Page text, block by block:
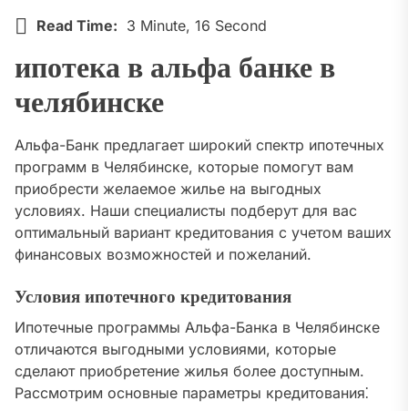
Read Time: 3 Minute, 16 Second
ипотека в альфа банке в
челябинске
Альфа-Банк предлагает широкий спектр ипотечных
программ в Челябинске, которые помогут вам
приобрести желаемое жилье на выгодных
условиях. Наши специалисты подберут для вас
оптимальный вариант кредитования с учетом ваших
финансовых возможностей и пожеланий.
Условия ипотечного кредитования
Ипотечные программы Альфа-Банка в Челябинске
отличаются выгодными условиями, которые
сделают приобретение жилья более доступным.
Рассмотрим основные параметры кредитования⁚